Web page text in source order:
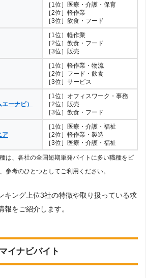
［1位］医療・介護・保育
［2位］軽作業
［3位］飲食・フード
［1位］軽作業
［2位］飲食・フード
［3位］販売
［1位］軽作業・物流
［2位］フード・飲食
［3位］サービス
ーナビ）
［1位］オフィスワーク・事務
［2位］販売
［3位］飲食・フード
ア
［1位］医療・介護・福祉
［2位］軽作業・製造
［3位］医療・介護・福祉
は、各社の全国短期単発バイトに多い職種をピ
参考のひとつとしてご利用ください。
キング上位3社の特徴や取り扱っている求
報をご紹介します。
イナビバイト